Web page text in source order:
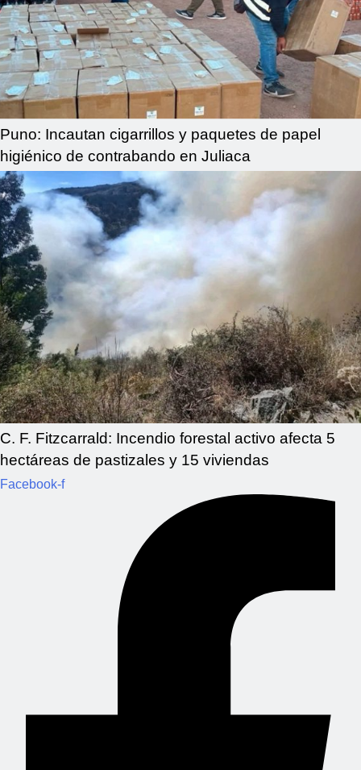
Puno: Incautan cigarrillos y paquetes de papel
higiénico de contrabando en Juliaca
C. F. Fitzcarrald: Incendio forestal activo afecta 5
hectáreas de pastizales y 15 viviendas
Facebook-f